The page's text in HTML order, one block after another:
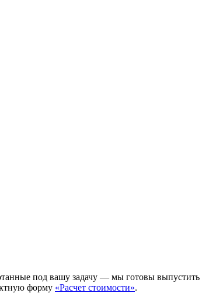
под вашу задачу — мы готовы
форму «Расчет стоимости».